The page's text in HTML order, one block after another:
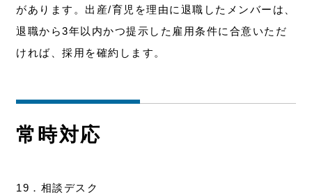
があります。出産/育児を理由に退職したメンバーは、
退職から3年以内かつ提示した雇用条件に合意いただ
ければ、採用を確約します。
常時対応
19．相談デスク